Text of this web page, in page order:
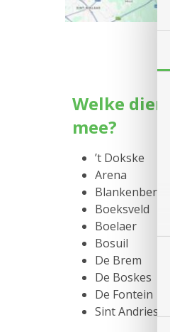
Welke
mee?
’t Dokske
Arena
Blankenberg
Boeksveld
Boelaer
Bosuil
De Brem
De Boskes
De Fontein
Sint Andries